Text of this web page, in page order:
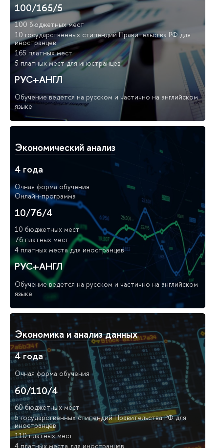
100/165/5
100 бюджетных мест
10 государственных стипендий Правительства РФ для
иностранцев
165 платных мест
5 платных мест для иностранцев
РУС+АНГЛ
Обучение ведется на русском и частично на английском
языке
Экономический анализ
4 года
Очная форма обучения
Онлайн-программа
10/76/4
10 бюджетных мест
76 платных мест
4 платных места для иностранцев
РУС+АНГЛ
Обучение ведется на русском и частично на английском
языке
Экономика и анализ данных
4 года
Очная форма обучения
60/110/4
60 бюджетных мест
5 государственных стипендий Правительства РФ для
иностранцев
110 платных мест
4 платных места для иностранцев